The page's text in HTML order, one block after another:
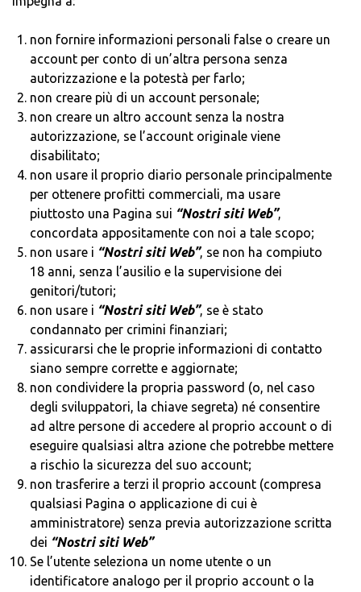
non fornire informazioni personali false o creare un
account per conto di un’altra persona senza
autorizzazione e la potestà per farlo;
non creare più di un account personale;
non creare un altro account senza la nostra
autorizzazione, se l’account originale viene
disabilitato;
non usare il proprio diario personale principalmente
per ottenere profitti commerciali, ma usare
piuttosto una Pagina sui “Nostri siti Web”,
concordata appositamente con noi a tale scopo;
non usare i “Nostri siti Web”, se non ha compiuto
18 anni, senza l’ausilio e la supervisione dei
genitori/tutori;
non usare i “Nostri siti Web”, se è stato
condannato per crimini finanziari;
assicurarsi che le proprie informazioni di contatto
siano sempre corrette e aggiornate;
non condividere la propria password (o, nel caso
degli sviluppatori, la chiave segreta) né consentire
ad altre persone di accedere al proprio account o di
eseguire qualsiasi altra azione che potrebbe mettere
a rischio la sicurezza del suo account;
non trasferire a terzi il proprio account (compresa
qualsiasi Pagina o applicazione di cui è
amministratore) senza previa autorizzazione scritta
dei “Nostri siti Web”
Se l’utente seleziona un nome utente o un
identificatore analogo per il proprio account o la